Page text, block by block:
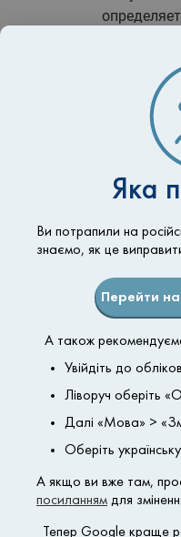
назначает
Кожу
лазерного
Яка
Ви потрапили на
знаємо, як це
Перейти на
А також
Увійдіть до
Ліворуч оберіть
Далі «Мова» >
Оберіть
А якщо ви вже там,
посиланням для
Тепер Google краще